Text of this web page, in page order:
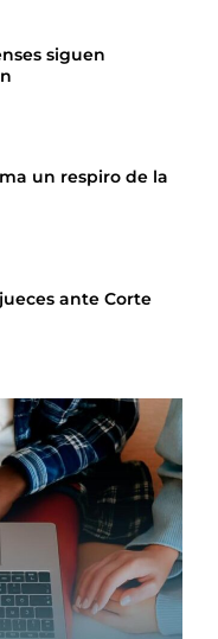
siguen
un respiro de la
ante Corte